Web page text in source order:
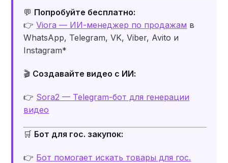
💬 Попробуйте бесплатно:
👉Viora — ИИ-менеджер по продажам в
WhatsApp, Telegram, VK, Viber, Avito и
Instagram*
🎬 Создавайте видео с ИИ:
👉 Sora2 — Telegram-бот для генерации
видео
🛒 Бот для гос. закупок:
👉 Бот помогает искать товары для гос.